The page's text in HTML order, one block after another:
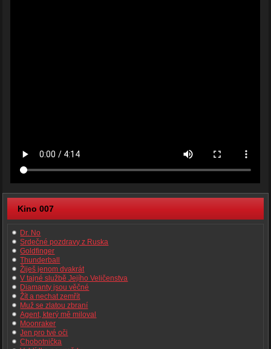
Kino 007
Dr. No
Srdečné pozdravy z Ruska
Goldfinger
Thunderball
Žiješ jenom dvakrát
V tajné službě Jejího Veličenstva
Diamanty jsou věčné
Žít a nechat zemřít
Muž se zlatou zbraní
Agent, který mě miloval
Moonraker
Jen pro tvé oči
Chobotnička